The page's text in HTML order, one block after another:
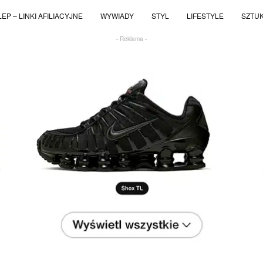
– LINKI AFILIACYJNE WYWIADY STYL LIFESTYLE
- Reklama -